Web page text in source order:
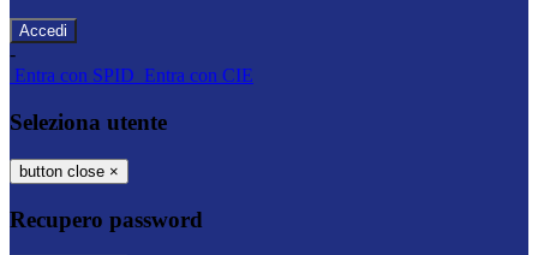
-
Entra con SPID Entra con CIE
Seleziona utente
button close ×
Recupero password